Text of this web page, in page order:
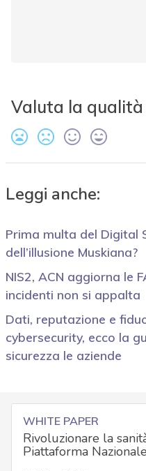
Valuta la
Leggi anche:
Prima multa del Digital
dell’illusione Muskiana?
NIS2, ACN aggiorna le
incidenti non si appalta
Dati, reputazione e
cybersecurity, ecco la
sicurezza le aziende
WHITE PAPER
Rivoluzionare la
Piattaforma